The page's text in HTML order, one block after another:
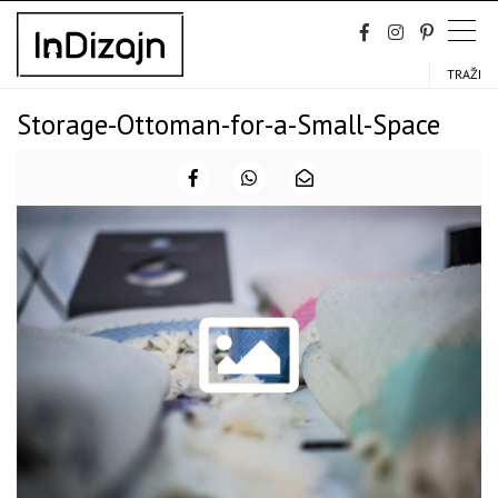
Skip
content
TRAŽI
Storage-Ottoman-for-a-Small-Space